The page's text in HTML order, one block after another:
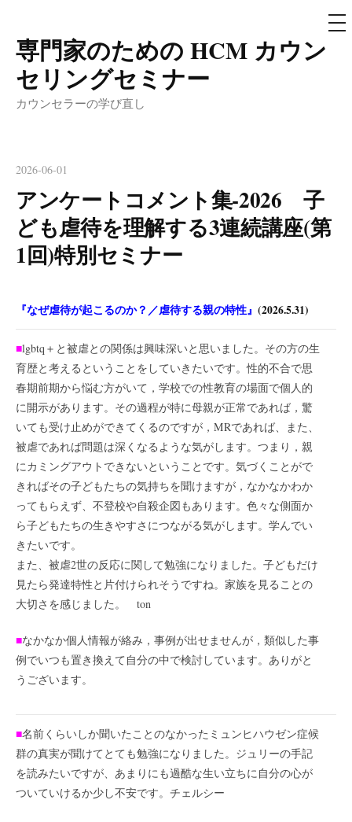
コ
ン
テ
ン
ス
キ
ッ
プ
専門家のための HCM カウン
セリングセミナー
カウンセラーの学び直し
メ
ニ
2026-06-01
アンケートコメント集-2026 子
ども虐待を理解する3連続講座(第
1回)特別セミナー
『なぜ虐待が起こるのか？／虐待する親の特性』 (2026.5.31)
■lgbtq＋と被虐との関係は興味深いと思いました。その方の生
育歴と考えるということをしていきたいです。性的不合で思
春期前期から悩む方がいて，学校での性教育の場面で個人的
に開示があります。その過程が特に母親が正常であれば，驚
いても受け止めができてくるのですが，MRであれば、また、
被虐であれば問題は深くなるような気がします。つまり，親
にカミングアウトできないということです。気づくことがで
きればその子どもたちの気持ちを聞けますが，なかなかわか
ってもらえず、不登校や自殺企図もあります。色々な側面か
ら子どもたちの生きやすさにつながる気がします。学んでい
きたいです。
また、被虐2世の反応に関して勉強になりました。子どもだけ
見たら発達特性と片付けられそうですね。家族を見ることの
大切さを感じました。 ton
■なかなか個人情報が絡み，事例が出せませんが，類似した事
例でいつも置き換えて自分の中で検討しています。ありがと
うございます。
■名前くらいしか聞いたことのなかったミュンヒハウゼン症候
群の真実が聞けてとても勉強になりました。ジュリーの手記
を読みたいですが、あまりにも過酷な生い立ちに自分の心が
ついていけるか少し不安です。チェルシー